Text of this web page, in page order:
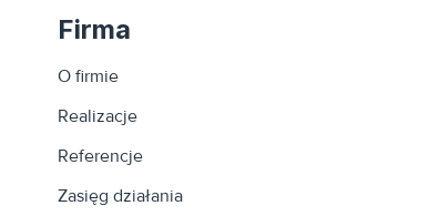
Firma
O firmie
Realizacje
Referencje
Zasięg działania